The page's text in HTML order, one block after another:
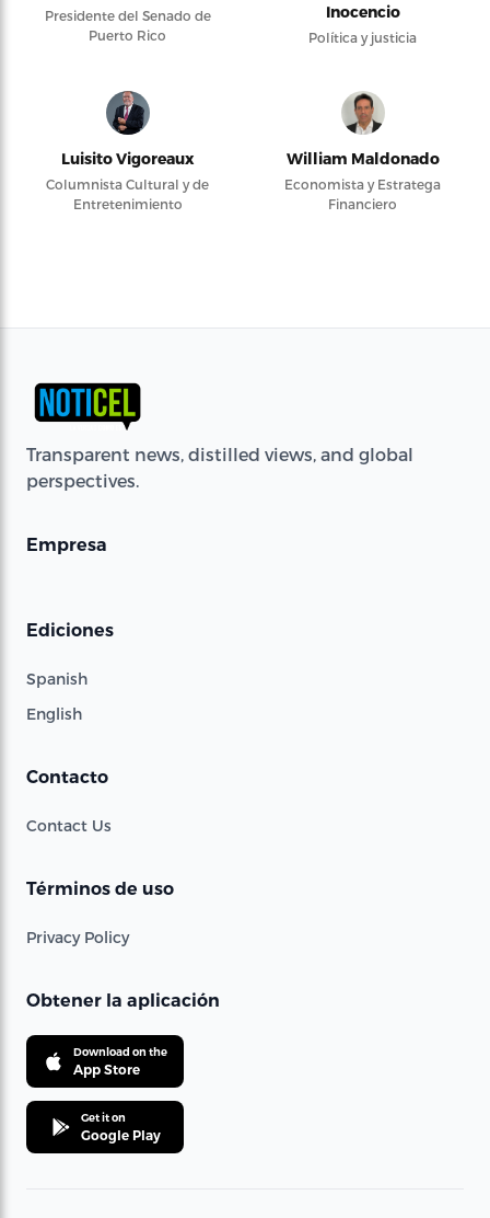
Presidente del Senado de
Puerto Rico
Inocencio
Política y justicia
Luisito Vigoreaux
Columnista Cultural y de
Entretenimiento
William Maldonado
Economista y Estratega
Financiero
Transparent news, distilled views, and global
perspectives.
Empresa
Ediciones
Spanish
English
Contacto
Contact Us
Términos de uso
Privacy Policy
Obtener la aplicación
Download on the
App Store
Get it on
Google Play